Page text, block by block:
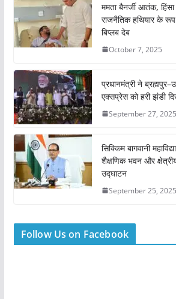
ममता बैनर्जी आतंक,
राजनैतिक हथियार के
बिप्लब देब
October 7, 2025
प्रधानमंत्री ने
एक्सप्रेस को हरी झंडी
September 27, 2025
सिक्किम बागवानी
शैक्षणिक भवन और
उद्घाटन
September 25, 2025
Follow Us on Facebook